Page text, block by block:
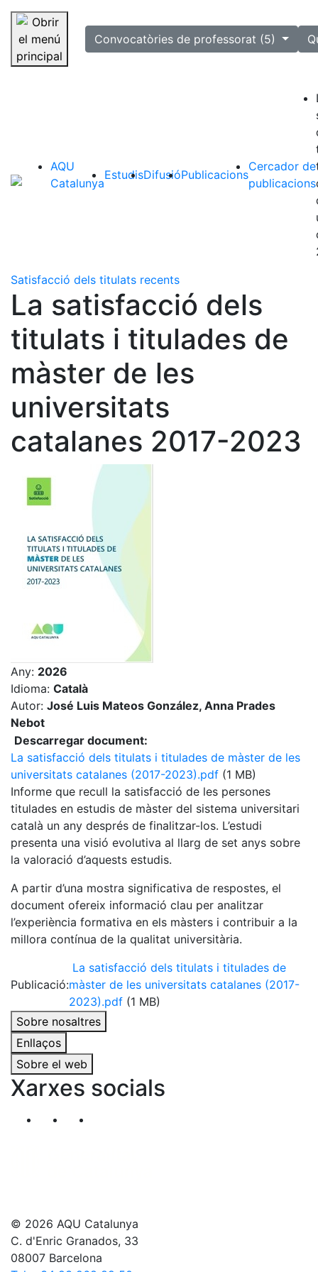
Saltar la navegació
selectedConvocatòries de professorat (5)
AQU
Catalunya
EstudisDifusióPublicacions
Cercador de
publicacions
Satisfacció dels titulats recents
La satisfacció dels
titulats i titulades de
màster de les
universitats
catalanes 2017-2023
Any: 2026
Idioma: Català
Autor: José Luis Mateos González, Anna Prades
Nebot
Descarregar document:
La satisfacció dels titulats i titulades de màster de les
universitats catalanes (2017-2023).pdf (1 MB)
Informe que recull la satisfacció de les persones
titulades en estudis de màster del sistema universitari
català un any després de finalitzar-los. L’estudi
presenta una visió evolutiva al llarg de set anys sobre
la valoració d’aquests estudis.
A partir d’una mostra significativa de respostes, el
document ofereix informació clau per analitzar
l’experiència formativa en els màsters i contribuir a la
millora contínua de la qualitat universitària.
Publicació:
La satisfacció dels titulats i titulades de
màster de les universitats catalanes (2017-
2023).pdf (1 MB)
Sobre nosaltres
Enllaços
Sobre el web
Xarxes socials
Segueix-nos al nostre canal de Twitter
© 2026 AQU Catalunya
C. d'Enric Granados, 33
08007 Barcelona